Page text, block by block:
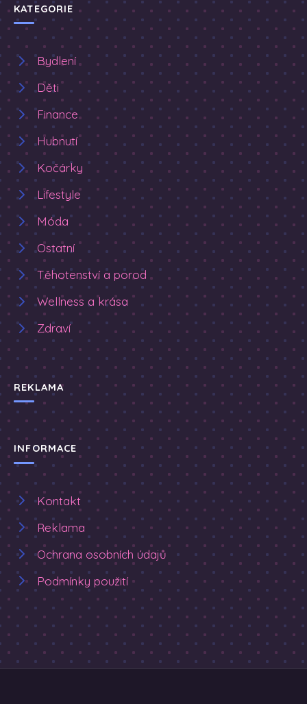
KATEGORIE
Bydlení
Děti
Finance
Hubnutí
Kočárky
Lifestyle
Móda
Ostatní
Těhotenství a porod
Wellness a krása
Zdraví
REKLAMA
INFORMACE
Kontakt
Reklama
Ochrana osobních údajů
Podmínky použití